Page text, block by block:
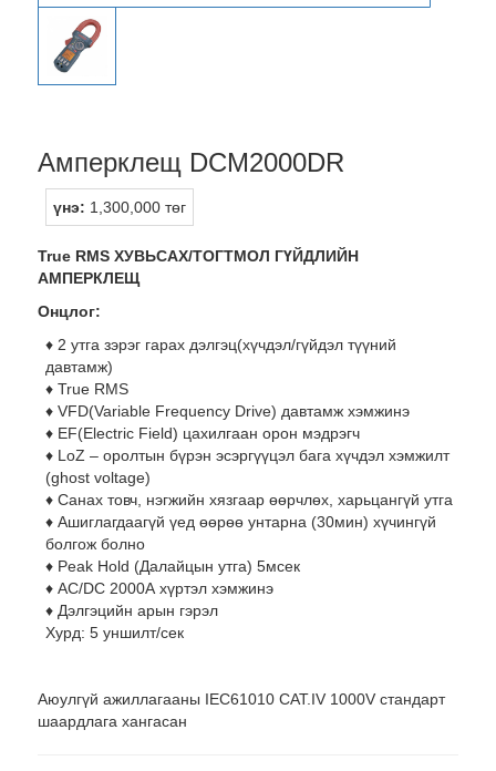
Амперклещ DCM2000DR
үнэ: 1,300,000 төг
True RMS ХУВЬСАХ/ТОГТМОЛ ГҮЙДЛИЙН
АМПЕРКЛЕЩ
Онцлог:
♦ 2 утга зэрэг гарах дэлгэц(хүчдэл/гүйдэл түүний
давтамж)
♦ True RMS
♦ VFD(Variable Frequency Drive) давтамж хэмжинэ
♦ EF(Electric Field) цахилгаан орон мэдрэгч
♦ LoZ – оролтын бүрэн эсэргүүцэл бага хүчдэл хэмжилт
(ghost voltage)
♦ Санах товч, нэгжийн хязгаар өөрчлөх, харьцангүй утга
♦ Ашиглагдаагүй үед өөрөө унтарна (30мин) хүчингүй
болгож болно
♦ Peak Hold (Далайцын утга) 5мсек
♦ AC/DC 2000А хүртэл хэмжинэ
♦ Дэлгэцийн арын гэрэл
Хурд: 5 уншилт/сек
Аюулгүй ажиллагааны IEC61010 CAT.IV 1000V стандарт
шаардлага хангасан